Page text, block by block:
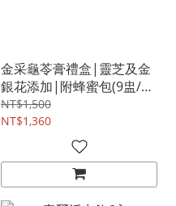
金采龜苓膏禮盒|靈芝及金
銀花添加|附蜂蜜包(9盅/盒
x2)
NT$1,500
NT$1,360